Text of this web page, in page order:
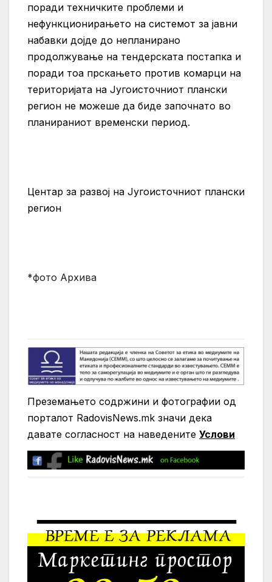
поради техничките проблеми и
нефункционирањето на системот за јавни
набавки дојде до непланирано
продолжување на тендерската постапка и
поради тоа прскањето против комарци на
територијата на Југоисточниот плански
регион не можеше да биде започнато во
планираниот временски период.
Центар за развој на Југоисточниот плански
регион
*фото Архива
Преземањето содржини и фотографии од
порталот RadovisNews.mk значи дека
давате согласност на нaведените Услови